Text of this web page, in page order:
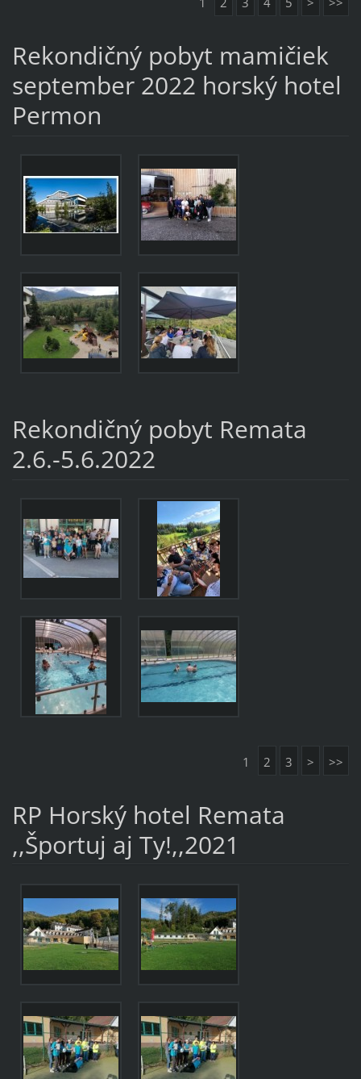
Rekondičný pobyt mamičiek
september 2022 horský hotel
Permon
Rekondičný pobyt Remata
2.6.-5.6.2022
1 2 3 > >>
RP Horský hotel Remata
,,Športuj aj Ty!,,2021